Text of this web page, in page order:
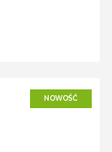
NOWOŚĆ